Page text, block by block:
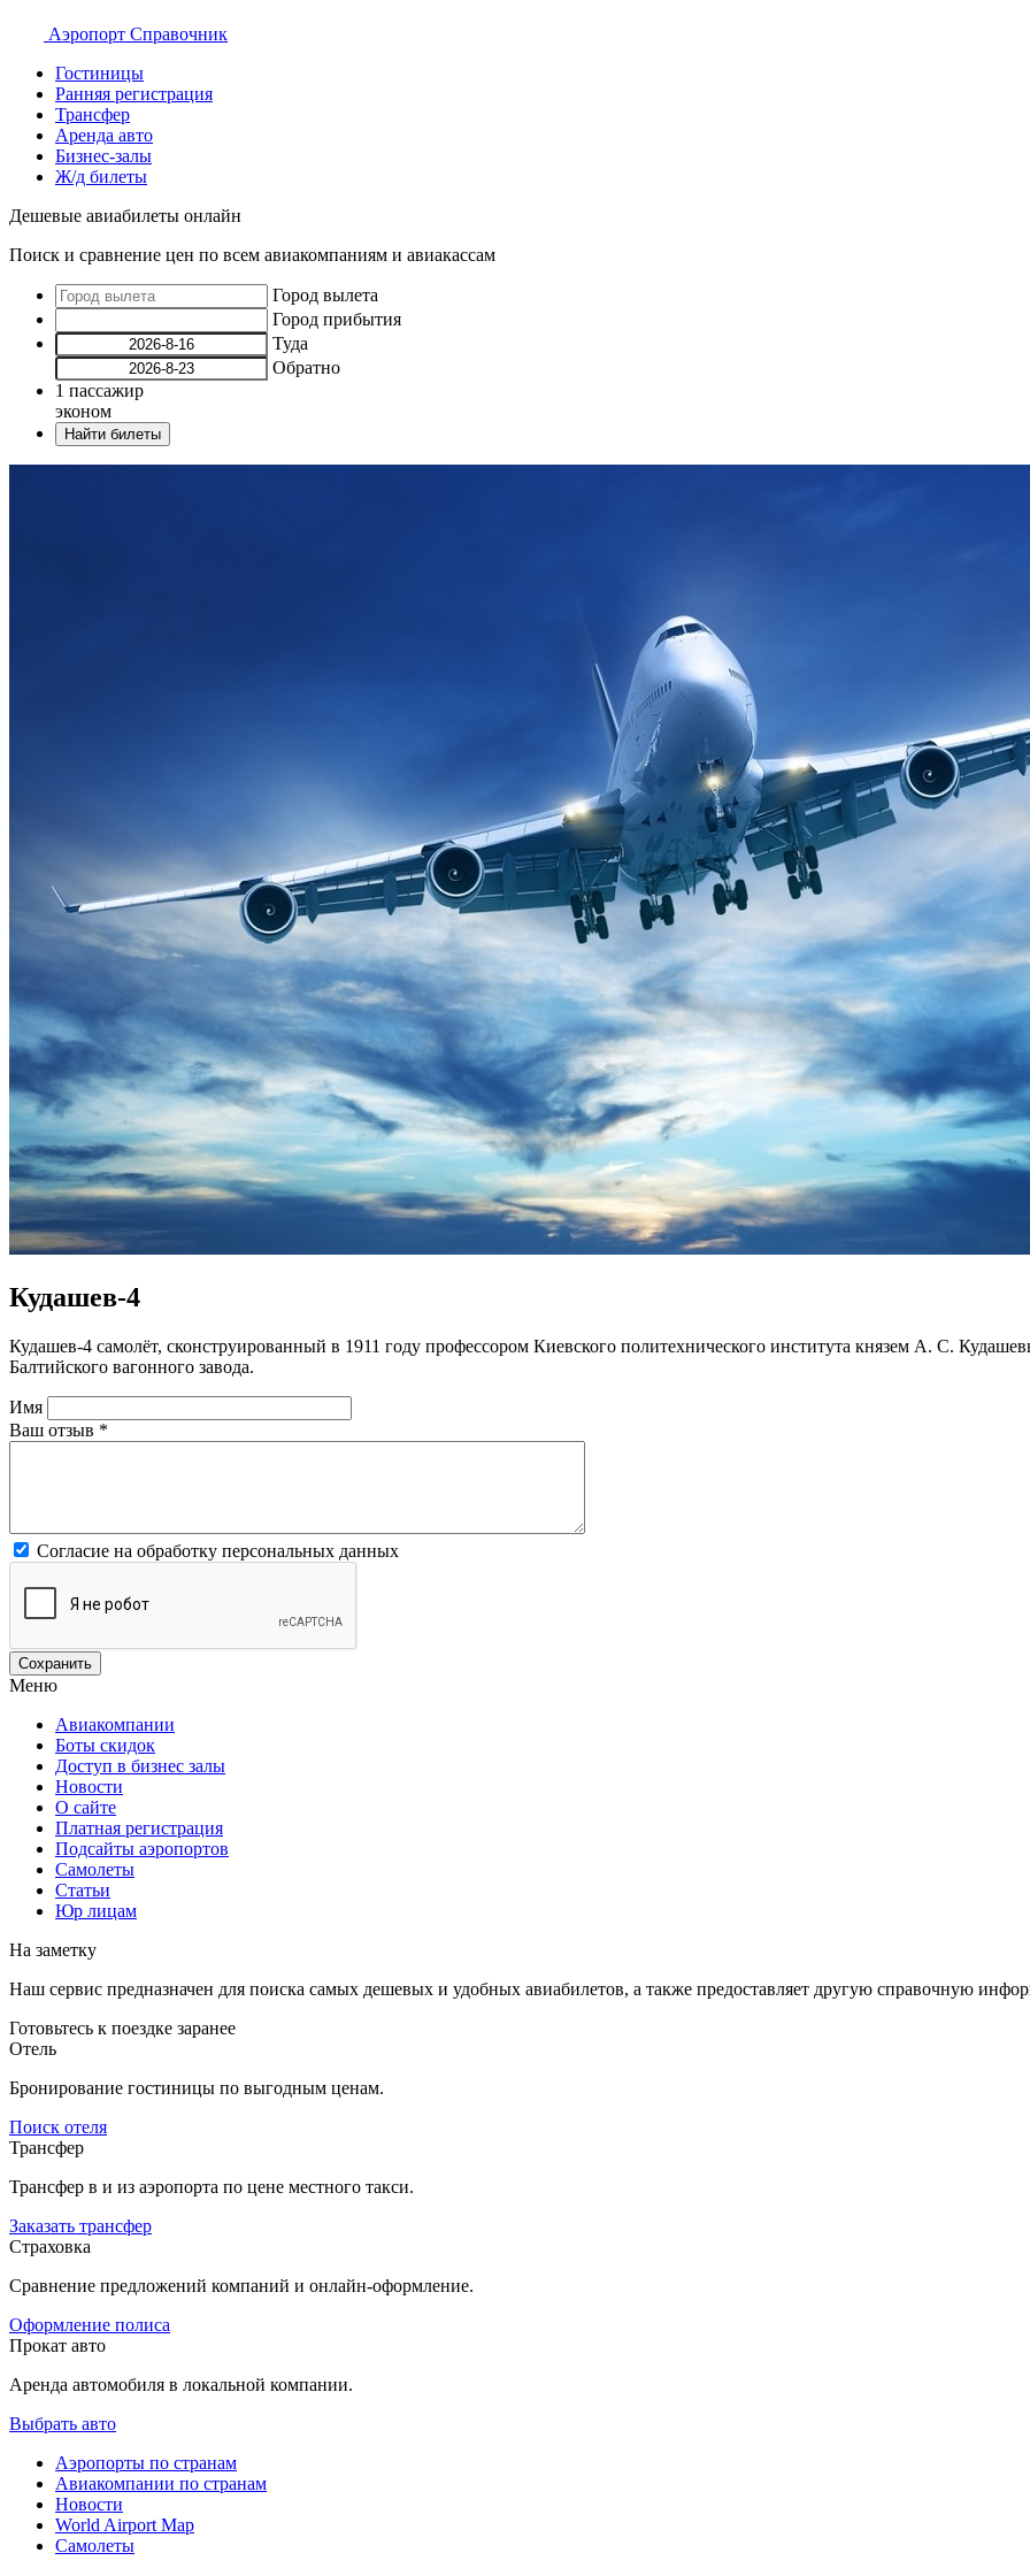
Аэропорт Справочник
Гостиницы
Ранняя регистрация
Трансфер
Аренда авто
Бизнес-залы
Ж/д билеты
Дешевые авиабилеты онлайн
Поиск и сравнение цен по всем авиакомпаниям и авиакассам
Город вылета
Город прибытия
Туда
Обратно
1 пассажир
эконом
Найти билеты
Кудашев-4
Кудашев-4 самолёт, сконструированный в 1911 году профессором Киевского политехнического института князем А. С.
Балтийского вагонного завода.
Имя
Ваш отзыв *
Согласие на обработку персональных данных
Меню
Авиакомпании
Боты скидок
Доступ в бизнес залы
Новости
О сайте
Платная регистрация
Подсайты аэропортов
Самолеты
Статьи
Юр лицам
На заметку
Наш сервис предназначен для поиска самых дешевых и удобных авиабилетов, а также предоставляет другую справочную
Готовьтесь к поездке заранее
Отель
Бронирование гостиницы по выгодным ценам.
Поиск отеля
Трансфер
Трансфер в и из аэропорта по цене местного такси.
Заказать трансфер
Страховка
Сравнение предложений компаний и онлайн-оформление.
Оформление полиса
Прокат авто
Аренда автомобиля в локальной компании.
Выбрать авто
Аэропорты по странам
Авиакомпании по странам
Новости
World Airport Map
Самолеты